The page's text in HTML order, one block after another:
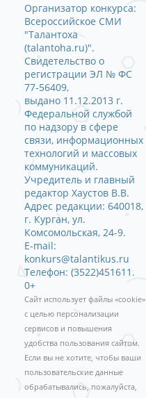
Организатор конкурса:
Всероссийское СМИ
"Талантоха
(talantoha.ru)".
Свидетельство о
регистрации ЭЛ № ФС
77-56409,
выдано 11.12.2013 г.
Федеральной службой
по надзору в сфере
связи, информационных
технологий и массовых
коммуникаций.
Учредитель и главный
редактор Хаустов В.В.
Адрес редакции: 640018,
г. Курган, ул.
Комсомольская, 24-9.
E-mail:
konkurs@talantikus.ru
Телефон: (3522)451611.
0+
Сайт использует файлы «cookie»
с целью персонализации
сервисов и повышения
удобства пользования сайтом.
Если вы не хотите, чтобы ваши
пользовательские данные
обрабатывались, пожалуйста,